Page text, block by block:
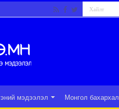
мэдээлэл Монгол бахархал